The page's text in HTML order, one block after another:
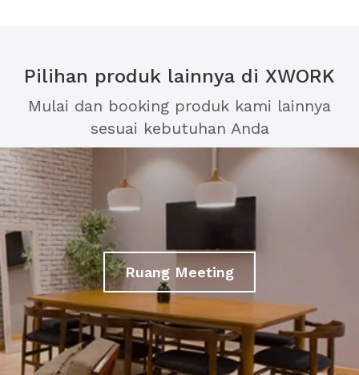
Pilihan produk lainnya di XWORK
Mulai dan booking produk kami lainnya
sesuai kebutuhan Anda
Ruang Meeting